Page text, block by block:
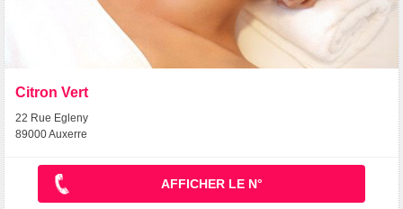
Citron Vert
22 Rue Egleny
89000 Auxerre
AFFICHER LE N°